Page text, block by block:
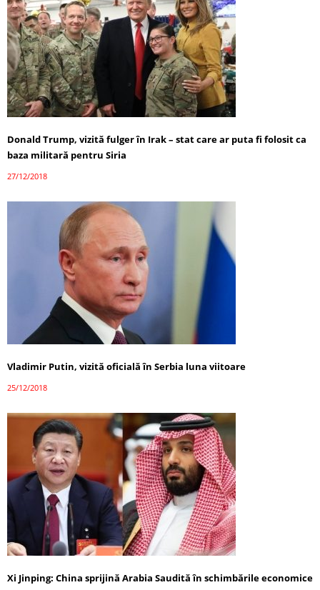
Donald Trump, vizită fulger în Irak – stat care ar puta fi folosit ca
baza militară pentru Siria
27/12/2018
Vladimir Putin, vizită oficială în Serbia luna viitoare
25/12/2018
Xi Jinping: China sprijină Arabia Saudită în schimbările economice